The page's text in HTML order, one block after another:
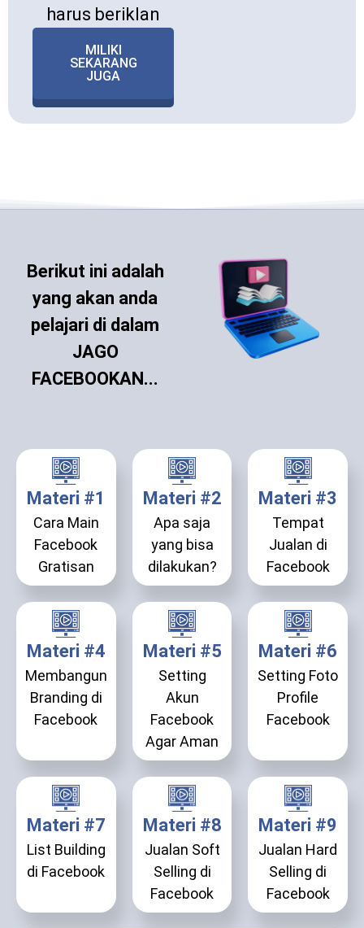
harus beriklan
MILIKI
SEKARANG
JUGA
Berikut ini adalah
yang akan anda
pelajari di dalam
JAGO
FACEBOOKAN...
Materi #1
Cara Main
Facebook
Gratisan
Materi #2
Apa saja
yang bisa
dilakukan?
Materi #3
Tempat
Jualan di
Facebook
Materi #4
Membangun
Branding di
Facebook
Materi #5
Setting
Akun
Facebook
Agar Aman
Materi #6
Setting Foto
Profile
Facebook
Materi #7
List Building
di Facebook
Materi #8
Jualan Soft
Selling di
Facebook
Materi #9
Jualan Hard
Selling di
Facebook